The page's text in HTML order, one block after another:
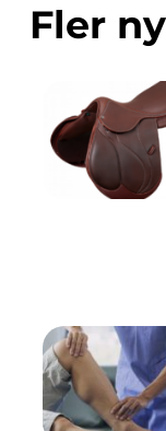
Fler